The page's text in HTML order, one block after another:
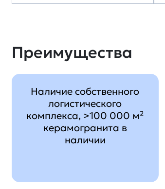
Преимущества
Наличие собственного
логистического
комплекса, >100 000 м²
керамогранита в
наличии